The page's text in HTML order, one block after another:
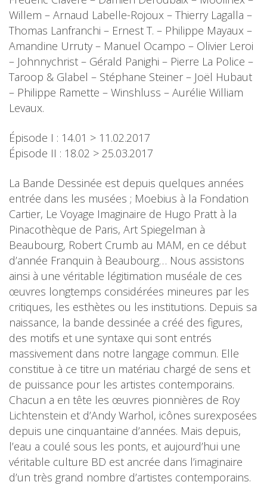
Willem – Arnaud Labelle-Rojoux – Thierry Lagalla –
Thomas Lanfranchi – Ernest T. – Philippe Mayaux –
Amandine Urruty – Manuel Ocampo – Olivier Leroi
– Johnnychrist – Gérald Panighi – Pierre La Police –
Taroop & Glabel – Stéphane Steiner – Joël Hubaut
– Philippe Ramette – Winshluss – Aurélie William
Levaux.
Épisode I : 14.01 > 11.02.2017
Épisode II : 18.02 > 25.03.2017
La Bande Dessinée est depuis quelques années
entrée dans les musées ; Moebius à la Fondation
Cartier, Le Voyage Imaginaire de Hugo Pratt à la
Pinacothèque de Paris, Art Spiegelman à
Beaubourg, Robert Crumb au MAM, en ce début
d’année Franquin à Beaubourg… Nous assistons
ainsi à une véritable légitimation muséale de ces
œuvres longtemps considérées mineures par les
critiques, les esthètes ou les institutions. Depuis sa
naissance, la bande dessinée a créé des figures,
des motifs et une syntaxe qui sont entrés
massivement dans notre langage commun. Elle
constitue à ce titre un matériau chargé de sens et
de puissance pour les artistes contemporains.
Chacun a en tête les œuvres pionnières de Roy
Lichtenstein et d’Andy Warhol, icônes surexposées
depuis une cinquantaine d’années. Mais depuis,
l’eau a coulé sous les ponts, et aujourd’hui une
véritable culture BD est ancrée dans l’imaginaire
d’un très grand nombre d’artistes contemporains.